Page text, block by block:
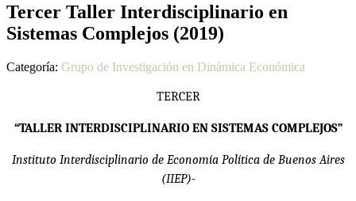
Tercer Taller Interdisciplinario en
Sistemas Complejos (2019)
Categoría: Grupo de Investigación en Dinámica Económica
TERCER
“TALLER INTERDISCIPLINARIO EN SISTEMAS COMPLEJOS”
Instituto Interdisciplinario de Economía Política de Buenos Aires
(IIEP)-